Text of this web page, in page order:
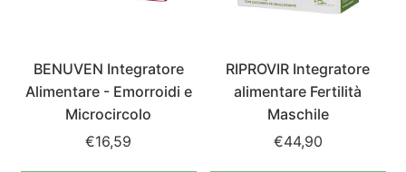
BENUVEN Integratore
Alimentare - Emorroidi e
Microcircolo
€16,59
RIPROVIR Integratore
alimentare Fertilità
Maschile
€44,90